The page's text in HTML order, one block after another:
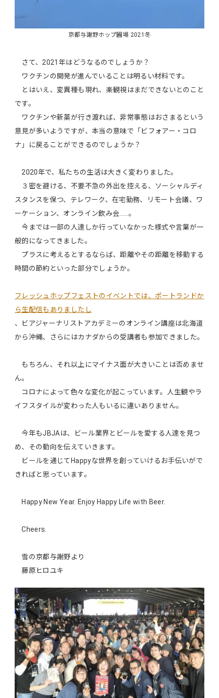
京都与謝野ホップ圃場 2021冬
さて、2021年はどうなるのでしょうか？
ワクチンの開発が進んでいることは明るい材料です。
とはいえ、変異種も現れ、楽観視はまだできないとのこと
です。
ワクチンや新薬が行き渡れば、非常事態はおさまるという
意見が多いようですが、本当の意味で「ビフォアー・コロ
ナ」に戻ることができるのでしょうか？
2020年で、私たちの生活は大きく変わりました。
３密を避ける、不要不急の外出を控える、ソーシャルディ
スタンスを保つ、テレワーク、在宅勤務、リモート会議、ワ
ーケーション、オンライン飲み会‥‥‥。
今までは一部の人達しか行っていなかった様式や言葉が一
般的になってきました。
プラスに考えるとするならば、距離やその距離を移動する
時間の節約といった部分でしょうか。
フレッシュホップフェストのイベントでは、ポートランドか
ら生配信もありましたし
、ビアジャーナリストアカデミーのオンライン講座は北海道
から沖縄、さらにはカナダからの受講者も参加できました。
もちろん、それ以上にマイナス面が大きいことは否めませ
ん。
コロナによって色々な変化が起こっています。人生観やラ
イフスタイルが変わった人もいるに違いありません。
今年もJBJAは、ビール業界とビールを愛する人達を見つ
め、その動向を伝えていきます。
ビールを通じてHappyな世界を創っていけるお手伝いがで
きればと思っています。
Happy New Year. Enjoy Happy Life with Beer.
Cheers.
雪の京都与謝野より
藤原ヒロユキ